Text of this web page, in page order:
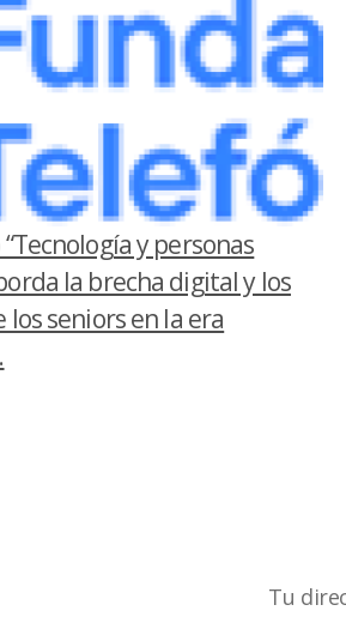
“Tecnología y personas
la brecha digital y los
los seniors en la era
Tu